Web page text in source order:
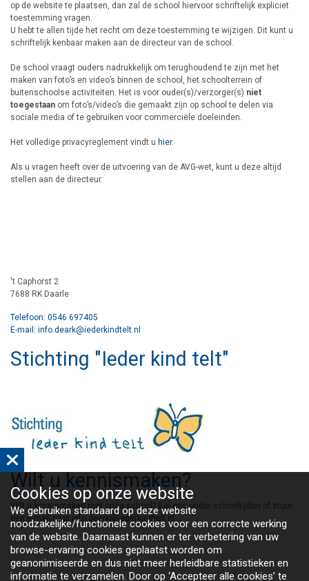
op de website te plaatsen, dan zal de school hiervoor schriftelijk expliciet
toestemming vragen.
U hebt te allen tijde het recht om deze toestemming te wijzigen. Dit kunt u
schriftelijk kenbaar maken aan de directeur van de school.
De school vraagt ouders nadrukkelijk om terughoudend te zijn met het
maken van foto’s en video’s binnen de school, het schoolterrein of
buitenschoolse activiteiten. Het is voor ouder(s)/verzorger(s) niet
toegestaan om foto’s/video’s die gemaakt zijn op school te delen via
sociale media of te gebruiken voor commerciële doeleinden.
Het volledige privacyreglement vindt u hier.
Als u vragen heeft over de uitvoering van de AVG-wet, kunt u deze altijd
stellen aan de directeur.
't Caphorst 2
7688 RK Daarle
Telefoon: 0546 697405
E-mail: info.deark@iederkindtelt.nl
Stichting "Ieder kind telt"
Wilt u kennismaken?
Wilt u kennismaken met onze school? Bel ons onder schooltijden of stuur
een e-mail naar info.deark@iederkindtelt.nl
Cookies oponze website
We gebruiken standaard op deze website
noodzakelijke/functionele cookies voor een correcte werking
van de website. Daarnaast kunnen er ter verbetering van uw
browse-ervaring cookies geplaatst worden om
geanonimiseerde en dus niet meer herleidbare statistieken en
informatie te verzamelen. Door op ‘Accepteer alle cookies’ te